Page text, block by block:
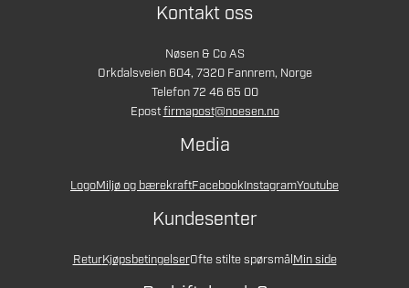
Kontakt oss
Nøsen & Co AS
Orkdalsveien 604, 7320 Fannrem, Norge
Telefon 72 46 65 00
Epostfirmapost@noesen.no
Media
LogoMiljø og bærekraftFacebookInstagramYoutube
Kundesenter
ReturKjøpsbetingelserOfte stilte spørsmålMin side